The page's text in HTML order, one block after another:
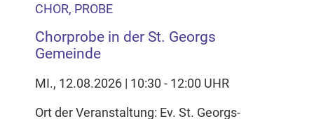
CHOR, PROBE
Chorprobe in der St. Georgs
Gemeinde
MI., 12.08.2026 | 10:30 - 12:00 UHR
Ort der Veranstaltung: Ev. St. Georgs-